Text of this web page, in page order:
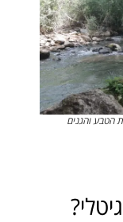
הטבע והגנים